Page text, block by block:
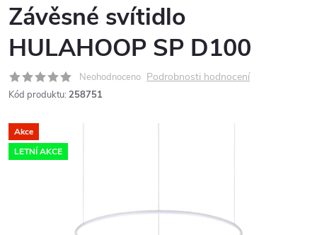
Závěsné svítidlo
HULAHOOP SP D100
Neohodnoceno Podrobnosti hodnocení
Kód produktu: 258751
Akce
LETNÍ AKCE